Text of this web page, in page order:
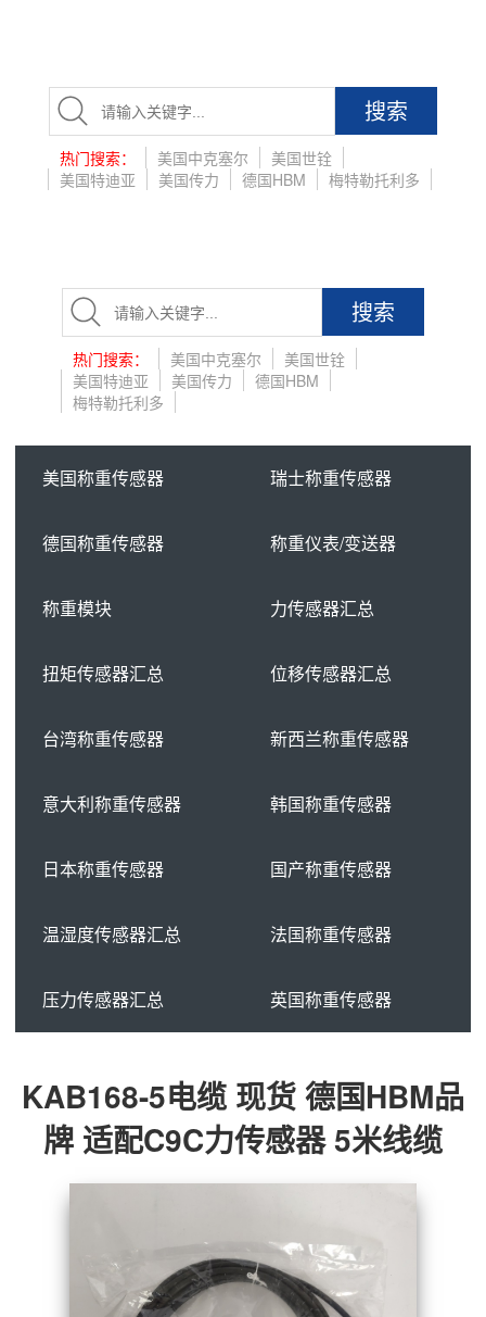
搜索
热门搜索： 美国中克塞尔
美国世铨
美国特迪亚
美国传力 德国HBM 梅特勒托利多
搜索
热门搜索： 美国中克塞尔
美国世铨
美国特迪亚
美国传力
德国HBM
梅特勒托利多
美国称重传感器 瑞士称重传感器
德国称重传感器 称重仪表/变送器
称重模块 力传感器汇总
扭矩传感器汇总 位移传感器汇总
台湾称重传感器 新西兰称重传感器
意大利称重传感器 韩国称重传感器
日本称重传感器 国产称重传感器
温湿度传感器汇总 法国称重传感器
压力传感器汇总 英国称重传感器
KAB168-5电缆 现货 德国HBM品
牌 适配C9C力传感器 5米线缆